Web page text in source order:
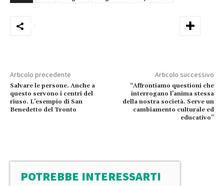
Articolo precedente
Salvare le persone. Anche a
questo servono i centri del
riuso. L’esempio di San
Benedetto del Tronto
Articolo successivo
“Affrontiamo questioni che
interrogano l’anima stessa
della nostra società. Serve un
cambiamento culturale ed
educativo”
POTREBBE INTERESSARTI